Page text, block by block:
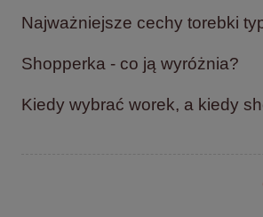
Najważniejsze cechy torebki
Shopperka - co ją wyróżnia?
Kiedy wybrać worek, a kiedy